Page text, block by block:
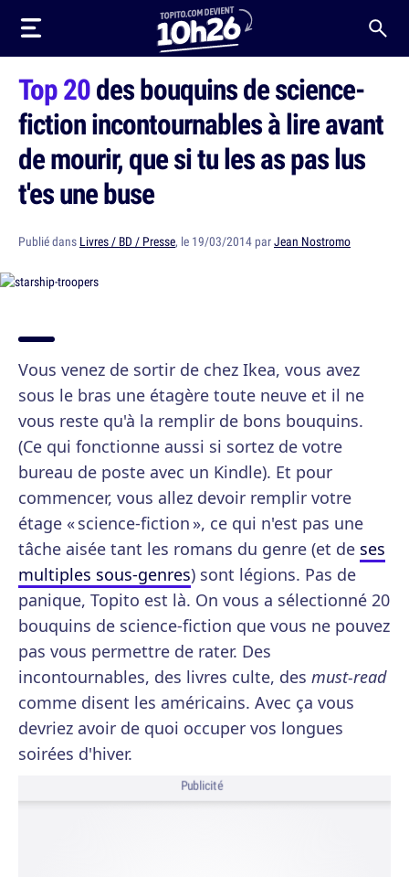
Top 20des bouquins de science-
fiction incontournables à lire avant
de mourir, que si tu les as pas lus
t'es une buse
Publié dans Livres / BD / Presse, le 19/03/2014 parJean Nostromo
Vous venez de sortir de chez Ikea, vous avez
sous le bras une étagère toute neuve et il ne
vous reste qu'à la remplir de bons bouquins.
(Ce qui fonctionne aussi si sortez de votre
bureau de poste avec un Kindle). Et pour
commencer, vous allez devoir remplir votre
étage « science-fiction », ce qui n'est pas une
tâche aisée tant les romans du genre (et de ses
multiples sous-genres) sont légions. Pas de
panique, Topito est là. On vous a sélectionné 20
bouquins de science-fiction que vous ne pouvez
pas vous permettre de rater. Des
incontournables, des livres culte, des must-read
comme disent les américains. Avec ça vous
devriez avoir de quoi occuper vos longues
soirées d'hiver.
Publicité